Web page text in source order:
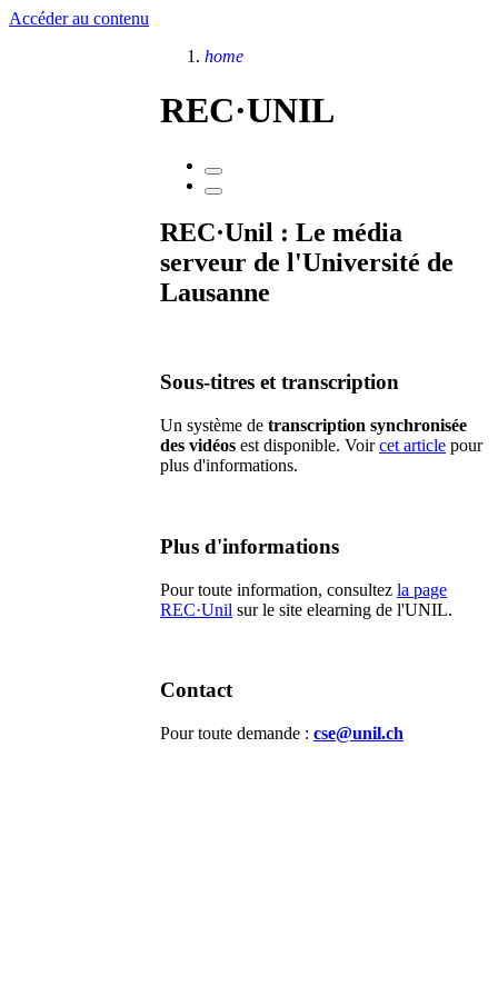
Accéder au contenu
home
REC·UNIL
REC·Unil : Le média
serveur de l'Université de
Lausanne
Sous-titres et transcription
Un système de transcription synchronisée
des vidéos est disponible. Voircet article pour
plus d'informations.
Plus d'informations
Pour toute information, consultez la page
REC·Unil sur le site elearning de l'UNIL.
Contact
Pour toute demande : cse@unil.ch